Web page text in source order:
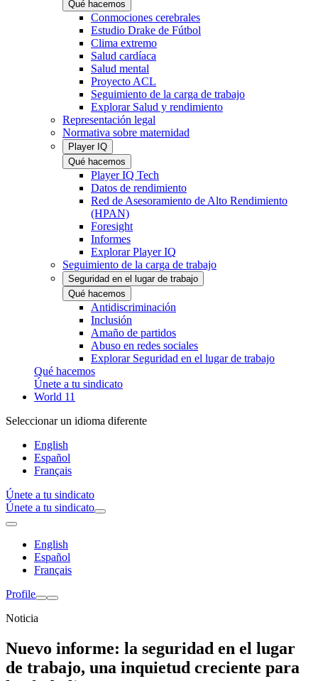
Qué hacemos
Conmociones cerebrales
Estudio Drake de Fútbol
Clima extremo
Salud cardíaca
Salud mental
Proyecto ACL
Seguimiento de la carga de trabajo
Explorar Salud y rendimiento
Representación legal
Normativa sobre maternidad
Player IQ
Qué hacemos
Player IQ Tech
Datos de rendimiento
Red de Asesoramiento de Alto Rendimiento
(HPAN)
Foresight
Informes
Explorar Player IQ
Seguimiento de la carga de trabajo
Seguridad en el lugar de trabajo
Qué hacemos
Antidiscriminación
Inclusión
Amaño de partidos
Abuso en redes sociales
Explorar Seguridad en el lugar de trabajo
Qué hacemos
Únete a tu sindicato
World 11
Seleccionar un idioma diferente
English
Español
Français
Únete a tu sindicato
Únete a tu sindicato
English
Español
Français
Profile
Noticia
Nuevo informe: la seguridad en el lugar
de trabajo, una inquietud creciente para